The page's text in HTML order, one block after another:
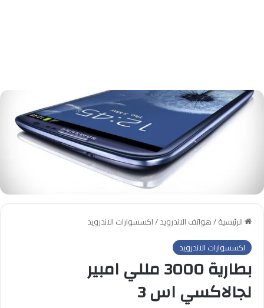
الرئيسية/هواتف الاندرويد/اكسسوارات الاندرويد
اكسسوارات الاندرويد
بطارية 3000 مللي امبير
لجالاكسي اس 3